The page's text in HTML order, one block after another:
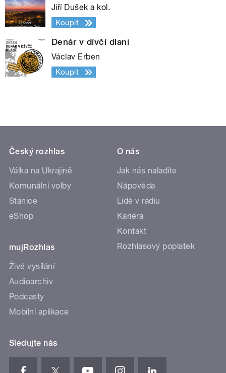
Jiří Dušek a kol.
Koupit
Denár v dívčí dlani
Václav Erben
Koupit
Český rozhlas
Válka na Ukrajině
Komunální volby
Stanice
eShop
mujRozhlas
Živé vysílání
Audioarchiv
Podcasty
Mobilní aplikace
O nás
Jak nás naladíte
Nápověda
Lidé v rádiu
Kariéra
Kontakt
Rozhlasový poplatek
Sledujte nás